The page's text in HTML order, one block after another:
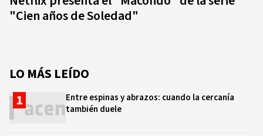
"Cien años de Soledad"
LO MÁS LEÍDO
Entre espinas y abrazos: cuando la cercanía
también duele